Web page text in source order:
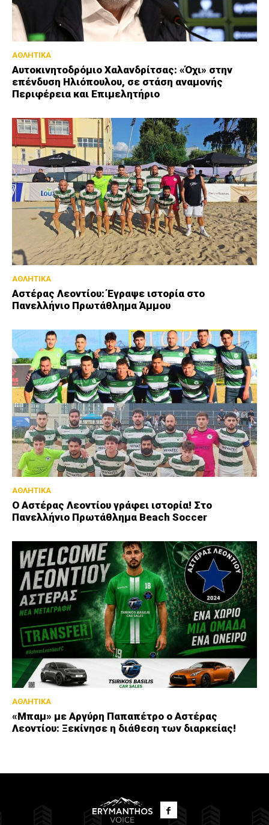
ΑΘΛΗΤΙΚΑ
Αυτοκινητοδρόμιο Χαλανδρίτσας: «Όχι» στην
επένδυση Ηλιόπουλου, σε στάση αναμονής
Περιφέρεια και Επιμελητήριο
ΑΘΛΗΤΙΚΑ
Αστέρας Λεοντίου: Έγραψε ιστορία στο
Πανελλήνιο Πρωτάθλημα Άμμου
ΑΘΛΗΤΙΚΑ
Ο Αστέρας Λεοντίου γράφει ιστορία! Στο
Πανελλήνιο Πρωτάθλημα Beach Soccer
ΑΘΛΗΤΙΚΑ
«Μπαμ» με Αργύρη Παπαπέτρο ο Αστέρας
Λεοντίου: Ξεκίνησε η διάθεση των διαρκείας!